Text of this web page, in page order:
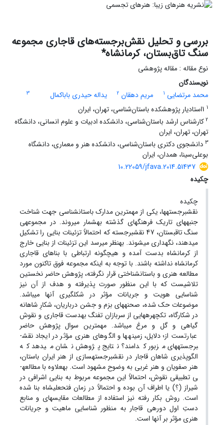
بررسی و تحلیل نقش‌برجسته‌های قاجاری مجموعه‌
سنگ تاق‌بستان، کرمانشاه*
نوع مقاله : مقاله پژوهشی
نویسندگان
محمد مرتضایی 1 مریم دهقان 2 یداله حیدری باباکمال
3
1
2 کارشناس ارشد باستان‌شناسی، دانشکده ادبیات و علوم انسانی، دانشگاه
تهران، تهران، ایران
3 دانشجوی دکتری باستان‌شناسی، دانشکده هنر و معماری، دانشگاه
بوعلی‌سینا، همدان، ایران
10.22059/jfava.2014.51437
چکیده
چکیده
نقش­برجسته­ها، یکی از مهم­ترین مدارک باستان­شناسی جهت شناخت
جنبه­های تاریک فرهنگ­های گذشته به­شمار می­روند. در مجموعه­ی
سنگ تاق­بستان، 47 نقش­برجسته که احتمالاً تزئینات بنایی را تشکیل
می­دهند، نگهداری می­شوند. به­نظر می­رسد این تزئینات از بنایی خارج
از کرمانشاه بدست آمده و هیچ­گونه ارتباطی با بناهای قاجاری
کرمانشاه نداشته باشند. با توجه به اینکه مجموعه فوق تاکنون مورد
مطالعه هنری و باستان­شناختی قرار نگرفته­، پژوهش حاضر نخستین
تلاشی­ست که با این منظور صورت پذیرفته و هدف از آن نیز
شناسایی هویت و جریانات مؤثر در شکل­گیری آنها می­باشد.
موضوعات حک شده، صحنه­های بزم و جشن درباریان، شکارِ شاهانه
در شکارگاه، تک­چهره­هایی از سربازان تفنگ به­دست قاجاری و نقوش
گیاهی و گل و مرغ می­باشد. مهم­ترین سوال پژوهش حاضر
عبارتست از؛ دلایل، زمینه­ها و الگوهای هنری مؤثر در ایجاد نقش­
برجسته­های مزبور کدامند؟ نتایج پژوهش نشان می­دهد که
الگوپذیری شاهان قاجار در نقش­برجسته­­سازی از هنر ایران باستان،
هنر صفویان و هنر غربی به­ وضوح مشهود است. به­علاوه با مطالعه­
ی تطبیقی نقوش، احتمالاً این مجموعه مربوط به بنایی اشرافی در
شیراز (؟) یا اطراف آن بوده و احتمالاً در زمان فتحعلی­شاه بنا شده
است.­ روش بکار رفته نیز استفاده از مطالعات مقایسه­ای و منابع
دستِ اول دوره­ی قاجار به منظور شناسایی ماهیت و جریانات
هنری مؤثر بر آنها است.